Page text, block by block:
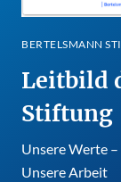
BERTELSMANN
Leitbild
Stiftung
Unsere Werte
Unsere Arbeit